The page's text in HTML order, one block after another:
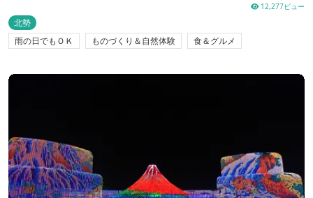
12,277ビュー
北勢
雨の日でもＯＫ
ものづくり＆自然体験 食＆グルメ